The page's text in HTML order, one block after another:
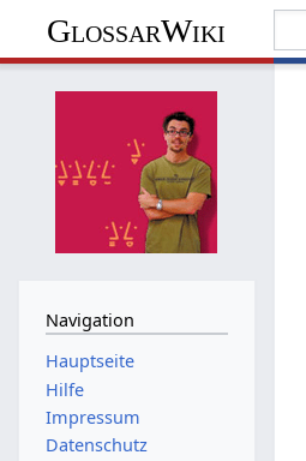
GlossarWiki
Navigation
Hauptseite
Hilfe
Impressum
Datenschutz